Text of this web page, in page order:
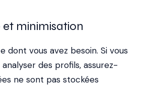
minimisation
dont vous avez besoin. Si vous
des profils, assurez-
ne sont pas stockées